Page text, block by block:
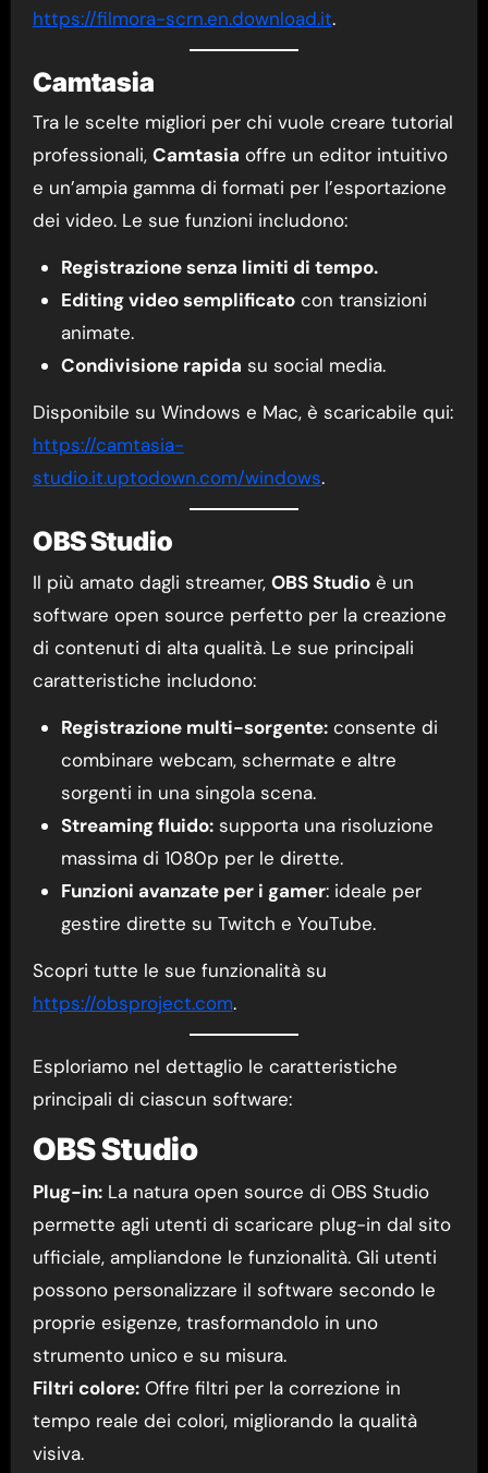
https://filmora-scrn.en.download.it.
Camtasia
Tra le scelte migliori per chi vuole creare tutorial
professionali, Camtasia offre un editor intuitivo
e un’ampia gamma di formati per l’esportazione
dei video. Le sue funzioni includono:
Registrazione senza limiti di tempo.
Editing video semplificatocon transizioni
animate.
Condivisione rapida su social media.
Disponibile su Windows e Mac, è scaricabile qui:
https://camtasia-
studio.it.uptodown.com/windows.
OBS Studio
Il più amato dagli streamer, OBS Studioè un
software open source perfetto per la creazione
di contenuti di alta qualità. Le sue principali
caratteristiche includono:
Registrazione multi-sorgente:consente di
combinare webcam, schermate e altre
sorgenti in una singola scena.
Streaming fluido:supporta una risoluzione
massima di 1080p per le dirette.
Funzioni avanzate per i gamer: ideale per
gestire dirette su Twitch e YouTube.
Scopri tutte le sue funzionalità su
https://obsproject.com.
Esploriamo nel dettaglio le caratteristiche
principali di ciascun software:
OBS Studio
Plug-in:La natura open source di OBS Studio
permette agli utenti di scaricare plug-in dal sito
ufficiale, ampliandone le funzionalità. Gli utenti
possono personalizzare il software secondo le
proprie esigenze, trasformandolo in uno
strumento unico e su misura.
Filtri colore:Offre filtri per la correzione in
tempo reale dei colori, migliorando la qualità
visiva.